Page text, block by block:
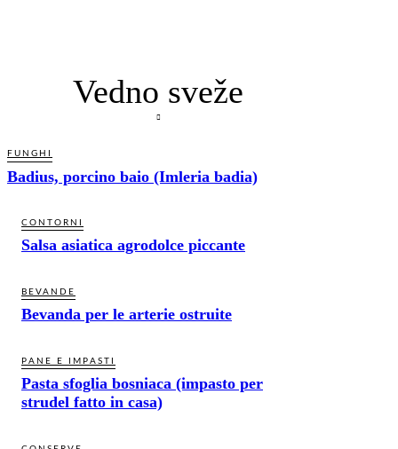
Vedno sveže
FUNGHI
Badius, porcino baio (Imleria badia)
CONTORNI
Salsa asiatica agrodolce piccante
BEVANDE
Bevanda per le arterie ostruite
PANE E IMPASTI
Pasta sfoglia bosniaca (impasto per
strudel fatto in casa)